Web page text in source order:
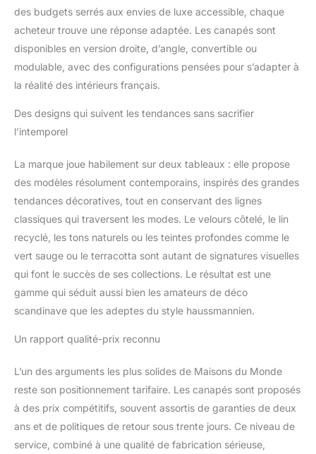
des budgets serrés aux envies de luxe accessible, chaque
acheteur trouve une réponse adaptée. Les canapés sont
disponibles en version droite, d’angle, convertible ou
modulable, avec des configurations pensées pour s’adapter à
la réalité des intérieurs français.
Des designs qui suivent les tendances sans sacrifier
l’intemporel
La marque joue habilement sur deux tableaux : elle propose
des modèles résolument contemporains, inspirés des grandes
tendances décoratives, tout en conservant des lignes
classiques qui traversent les modes. Le velours côtelé, le lin
recyclé, les tons naturels ou les teintes profondes comme le
vert sauge ou le terracotta sont autant de signatures visuelles
qui font le succès de ses collections. Le résultat est une
gamme qui séduit aussi bien les amateurs de déco
scandinave que les adeptes du style haussmannien.
Un rapport qualité-prix reconnu
L’un des arguments les plus solides de Maisons du Monde
reste son positionnement tarifaire. Les canapés sont proposés
à des prix compétitifs, souvent assortis de garanties de deux
ans et de politiques de retour sous trente jours. Ce niveau de
service, combiné à une qualité de fabrication sérieuse,